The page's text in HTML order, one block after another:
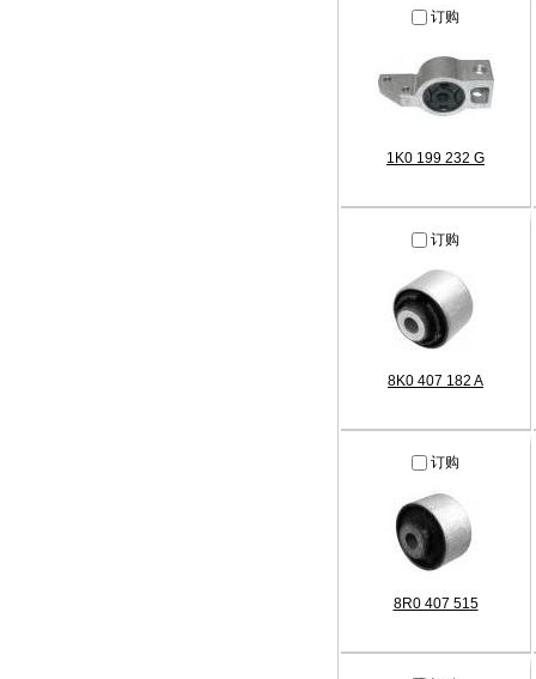
订购
1K0 199 232 G
订购
8K0 407 182 A
订购
8R0 407 515